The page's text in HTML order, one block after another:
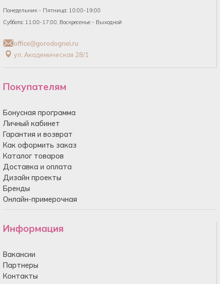
Понедельник - Пятница: 10:00-19:00
Суббота: 11:00-17:00, Воскресенье - Выходной
office@gorodognei.ru
ул. Академическая 28/1
Покупателям
Бонусная программа
Личный кабинет
Гарантия и возврат
Как оформить заказ
Каталог товаров
Доставка и оплата
Дизайн проекты
Бренды
Онлайн-примерочная
Информация
Вакансии
Партнеры
Контакты